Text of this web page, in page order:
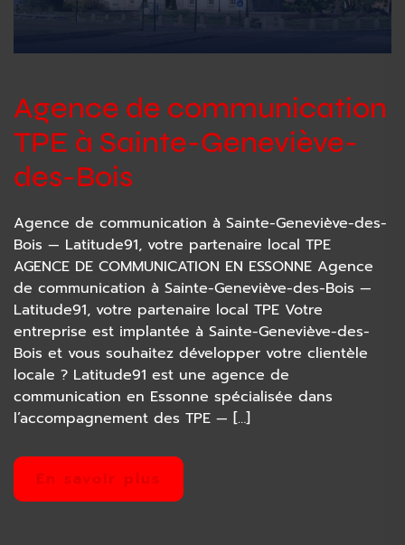
Agence de communication
TPE à Sainte-Geneviève-
des-Bois
Agence de communication à Sainte-Geneviève-des-
Bois — Latitude91, votre partenaire local TPE
AGENCE DE COMMUNICATION EN ESSONNE Agence
de communication à Sainte-Geneviève-des-Bois —
Latitude91, votre partenaire local TPE Votre
entreprise est implantée à Sainte-Geneviève-des-
Bois et vous souhaitez développer votre clientèle
locale ? Latitude91 est une agence de
communication en Essonne spécialisée dans
l’accompagnement des TPE — […]
En savoir plus